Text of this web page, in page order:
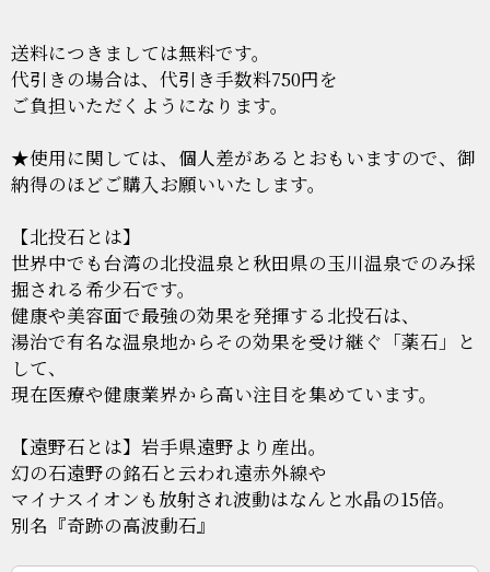
送料につきましては無料です。
代引きの場合は、代引き手数料750円を
ご負担いただくようになります。
★使用に関しては、個人差があるとおもいますので、御
納得のほどご購入お願いいたします。
【北投石とは】
世界中でも台湾の北投温泉と秋田県の玉川温泉でのみ採
掘される希少石です。
健康や美容面で最強の効果を発揮する北投石は、
湯治で有名な温泉地からその効果を受け継ぐ「薬石」と
して、
現在医療や健康業界から高い注目を集めています。
【遠野石とは】岩手県遠野より産出。
幻の石遠野の銘石と云われ遠赤外線や
マイナスイオンも放射され波動はなんと水晶の15倍。
別名『奇跡の高波動石』